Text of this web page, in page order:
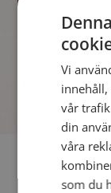
Fler singlar
Vi
vår
din
våra
som du